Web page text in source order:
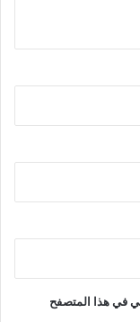
في هذا المتصفح